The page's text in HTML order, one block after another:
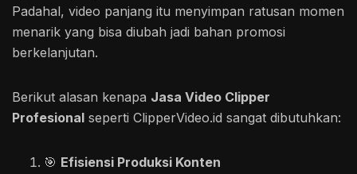
Padahal, video panjang itu menyimpan ratusan momen
menarik yang bisa diubah jadi bahan promosi
berkelanjutan.
Berikut alasan kenapa Jasa Video Clipper
Profesional seperti ClipperVideo.id sangat dibutuhkan:
🎯 Efisiensi Produksi Konten